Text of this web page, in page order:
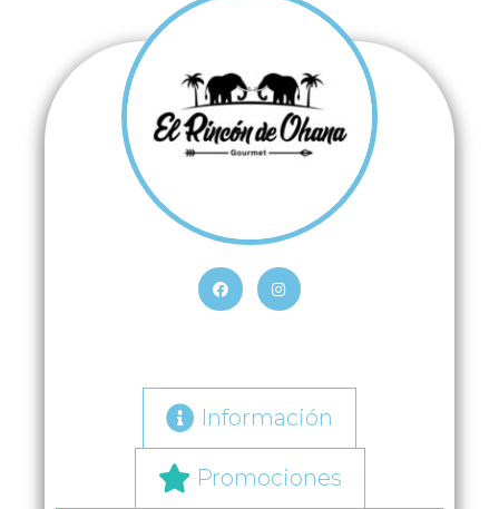
Información
Promociones